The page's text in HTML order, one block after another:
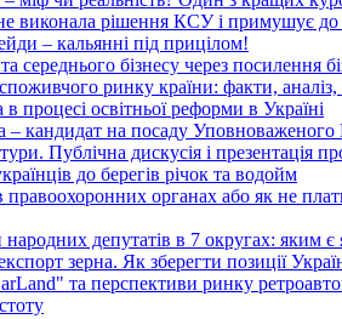
виконала рішення КСУ і примушує
– кальянні під прицілом!
середнього бізнесу через посилення
ринку країни: факти,
процесі освітньої реформи в Україні
кандидат на посаду
Публічна дискусія і презентація
до берегів річок та водойм
органах або як не
депутатів в 7 округах: яким є
зерна. Як зберегти позиції
та перспективи ринку